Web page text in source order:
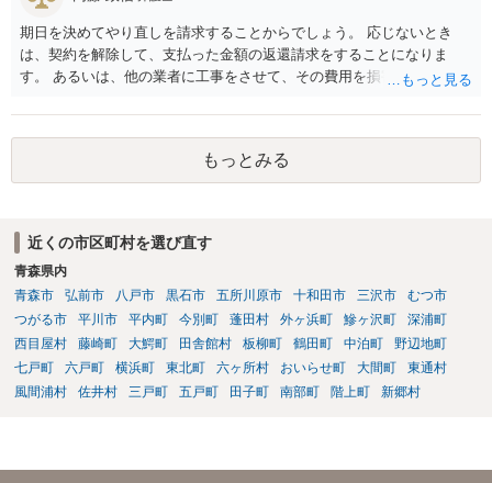
ちに建築確認自体が取り消されるわけではございませんが、虚偽の申
請を行ったことについて申請者の責任を追及する余地はあろうかと存
じます。 お話をお聞きする限り、相手方のやり口は非常に強引かつ高
圧的で、相談者様が恐怖を感じるのは無理もないことかと思います。
取った」ということについて説明を求める旨を記載した通知書を送り
士に任せることができ、相手方と話さなければならないという精神的
なご負担をなくすこともできます。 相手方に恐怖を感じ、ご自身で話
し合いを行うことができそうにないようでしたら、一度弁護士に依頼
することをご検討いただくのがよろしいかもしれません。 ご参考にな
れば幸いです。
期日を決めてやり直しを請求することからでしょう。 応じないとき
は、契約を解除して、支払った金額の返還請求をすることになりま
す。 あるいは、他の業者に工事をさせて、その費用を損害として請求
もっとみる
近くの市区町村を選び直す
青森県内
青森市
弘前市 八戸市 黒石市 五所川原市 十和田市 三沢市
むつ市
つがる市
平川市 平内町 今別町 蓬田村 外ヶ浜町 鰺ヶ沢町
深浦町
西目屋村
藤崎町 大鰐町 田舎館村 板柳町 鶴田町 中泊町
野辺地町
七戸町
六戸町 横浜町 東北町 六ヶ所村 おいらせ町 大間町
東通村
風間浦村
佐井村 三戸町 五戸町 田子町 南部町 階上町 新郷村